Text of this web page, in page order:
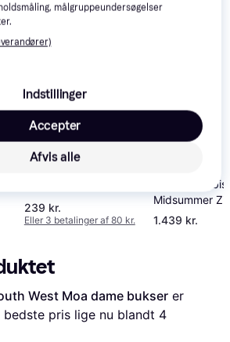
239 kr.
Eller 3 betalinger af 80 kr.
Fjällräven
Midsummer
Trousers
1.439 kr.
West Moa dame bukser
bedste pris lige nu blandt 4
målgruppeundersøgelser
Indstillinger
Afvis alle
Accepter